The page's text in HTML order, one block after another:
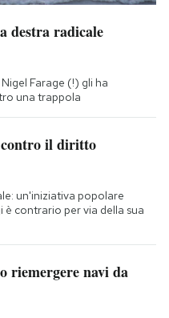
destra radicale
Farage (!) gli ha
una trappola
il diritto
un'iniziativa popolare
è contrario per via della sua
riemergere navi da